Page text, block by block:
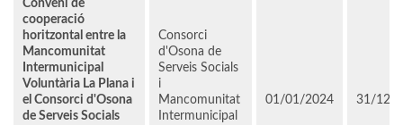
Conveni de
cooperació
horitzontal entre la
Mancomunitat
Intermunicipal
Voluntària La Plana i
el Consorci d'Osona
de Serveis Socials
Consorci
d'Osona de
Serveis Socials
i
Mancomunitat
Intermunicipal
01/01/2024 31/12/